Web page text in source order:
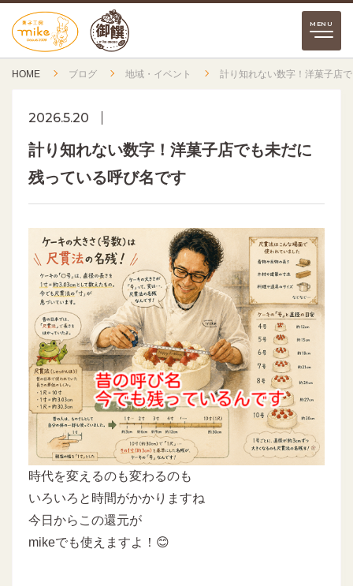
HOME ブログ 地域・イベント 計り知れない数字！洋菓子店
2026.5.20
計り知れない数字！洋菓子店でも未だに
残っている呼び名です
時代を変えるのも変わるのも
いろいろと時間がかかりますね
今日からこの還元が
mikeでも使えますよ！😊